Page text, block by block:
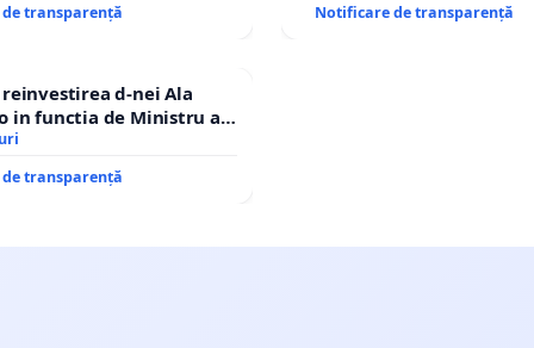
transparență
Notificare de transparență
d-nei Ala
in functia de Ministru al
transparență